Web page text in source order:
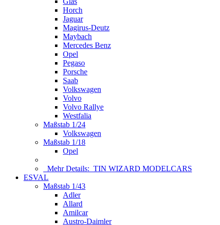
Horch
Jaguar
Magirus-Deutz
Maybach
Mercedes Benz
Opel
Pegaso
Porsche
Saab
Volkswagen
Volvo
Volvo Rallye
Westfalia
Maßstab 1/24
Volkswagen
Maßstab 1/18
Opel
Mehr Details: TIN WIZARD MODELCARS
ESVAL
Maßstab 1/43
Adler
Allard
Amilcar
Austro-Daimler